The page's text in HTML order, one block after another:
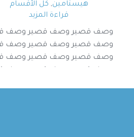
هيستامين, كل الأقسام
قراءة المزيد
وصف قصير وصف قصير وصف
وصف قصير وصف قصير وصف
وصف قصير وصف قصير وصف